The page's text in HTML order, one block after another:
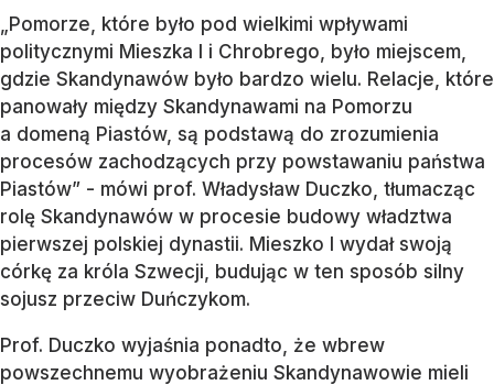
„Pomorze, które było pod wielkimi wpływami
politycznymi Mieszka I i Chrobrego, było miejscem,
gdzie Skandynawów było bardzo wielu. Relacje, które
panowały między Skandynawami na Pomorzu
a domeną Piastów, są podstawą do zrozumienia
procesów zachodzących przy powstawaniu państwa
Piastów” - mówi prof. Władysław Duczko, tłumacząc
rolę Skandynawów w procesie budowy władztwa
pierwszej polskiej dynastii. Mieszko I wydał swoją
córkę za króla Szwecji, budując w ten sposób silny
sojusz przeciw Duńczykom.
Prof. Duczko wyjaśnia ponadto, że wbrew
powszechnemu wyobrażeniu Skandynawowie mieli